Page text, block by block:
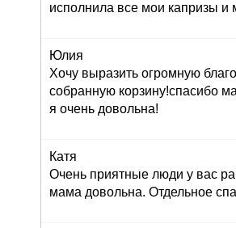
исполнила все мои капризы
Юлия
Хочу выразить огромную
собранную корзину!спасибо
я очень довольна!
Катя
Очень приятные люди у вас
мама довольна. Отдельное